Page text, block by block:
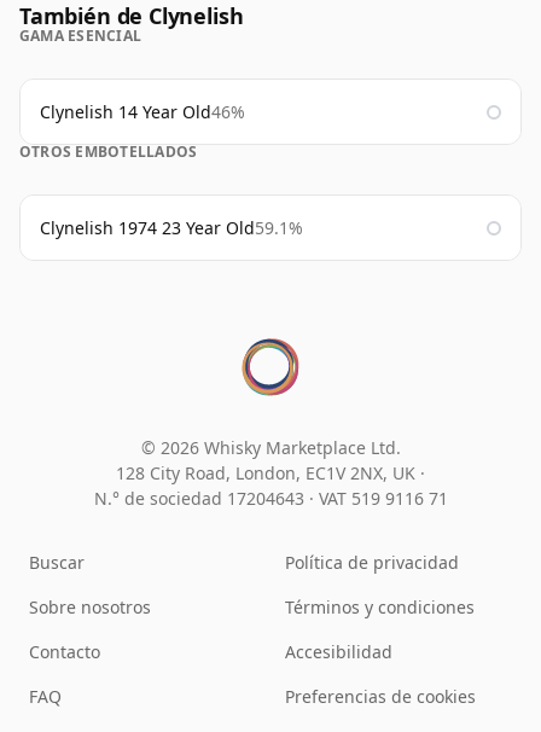
También de Clynelish
GAMA ESENCIAL
Clynelish 14 Year Old46%
OTROS EMBOTELLADOS
Clynelish 1974 23 Year Old59.1%
© 2026 Whisky Marketplace Ltd.
128 City Road, London, EC1V 2NX, UK ·
N.° de sociedad 17204643 · VAT 519 9116 71
Buscar
Sobre nosotros
Contacto
FAQ
Política de privacidad
Términos y condiciones
Accesibilidad
Preferencias de cookies